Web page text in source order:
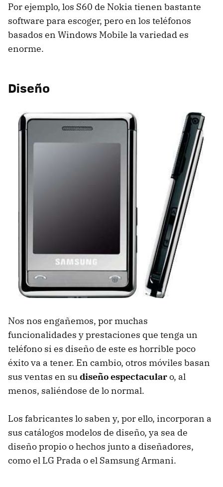
Por ejemplo, los S60 de Nokia tienen bastante
software para escoger, pero en los teléfonos
basados en Windows Mobile la variedad es
enorme.
Diseño
Nos nos engañemos, por muchas
funcionalidades y prestaciones que tenga un
teléfono si es diseño de este es horrible poco
éxito va a tener. En cambio, otros móviles basan
sus ventas en sudiseño espectacularo, al
menos, saliéndose de lo normal.
Los fabricantes lo saben y, por ello, incorporan a
sus catálogos modelos de diseño, ya sea de
diseño propio o hechos junto a diseñadores,
como el LG Prada o el Samsung Armani.